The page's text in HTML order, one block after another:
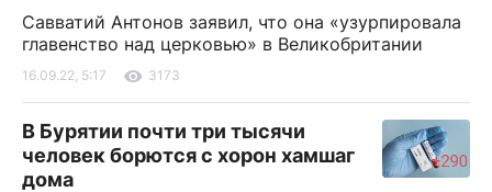
Савватий Антонов заявил, что она «узурпировала
главенство над церковью» в Великобритании
16.09.22, 5:17 3173
В Бурятии почти три тысячи
человек борются с хорон хамшаг
дома